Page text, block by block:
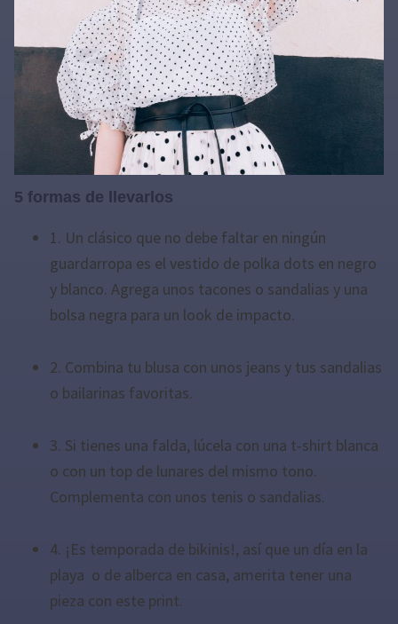
5 formas de llevarlos
1. Un clásico que no debe faltar en ningún
guardarropa es el vestido de polka dots en negro
y blanco. Agrega unos tacones o sandalias y una
bolsa negra para un look de impacto.
2. Combina tu blusa con unos jeans y tus sandalias
o bailarinas favoritas.
3. Si tienes una falda, lúcela con una t-shirt blanca
o con un top de lunares del mismo tono.
Complementa con unos tenis o sandalias.
4. ¡Es temporada de bikinis!, así que un día en la
playa o de alberca en casa, amerita tener una
pieza con este print.